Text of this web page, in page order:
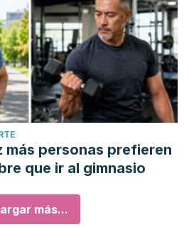
más personas prefieren
que ir al gimnasio
más...